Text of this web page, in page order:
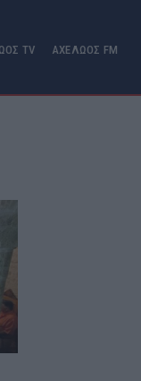
TV ΑΧΕΛΩΟΣ FM